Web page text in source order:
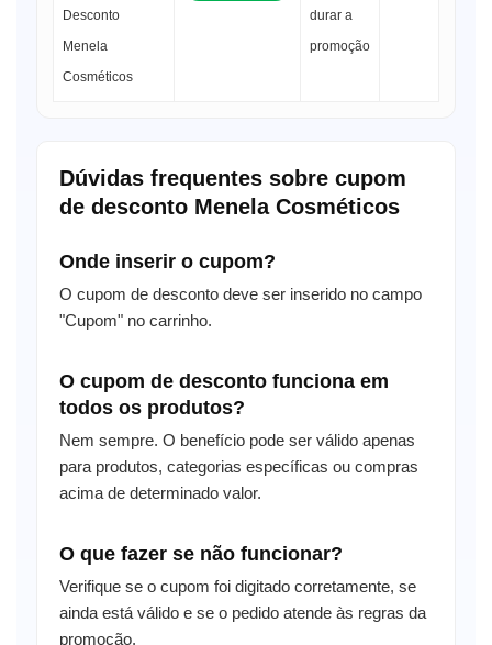
Desconto
Menela
Cosméticos
durar a
promoção
Dúvidas frequentes sobre cupom
de desconto Menela Cosméticos
Onde inserir o cupom?
O cupom de desconto deve ser inserido no campo
"Cupom" no carrinho.
O cupom de desconto funciona em
todos os produtos?
Nem sempre. O benefício pode ser válido apenas
para produtos, categorias específicas ou compras
acima de determinado valor.
O que fazer se não funcionar?
Verifique se o cupom foi digitado corretamente, se
ainda está válido e se o pedido atende às regras da
promoção.